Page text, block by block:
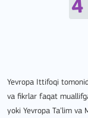
Yevropa Ittifoqi
va fikrlar faqat
yoki Yevropa Ta’lim va